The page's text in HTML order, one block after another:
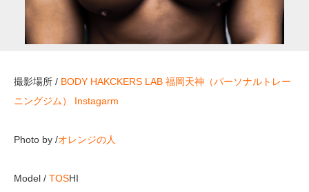
撮影場所 / BODY HAKCKERS LAB 福岡天神（パーソナルトレー
ニングジム）
Instagarm
Photo by /オレンジの人
Model / TOSHI